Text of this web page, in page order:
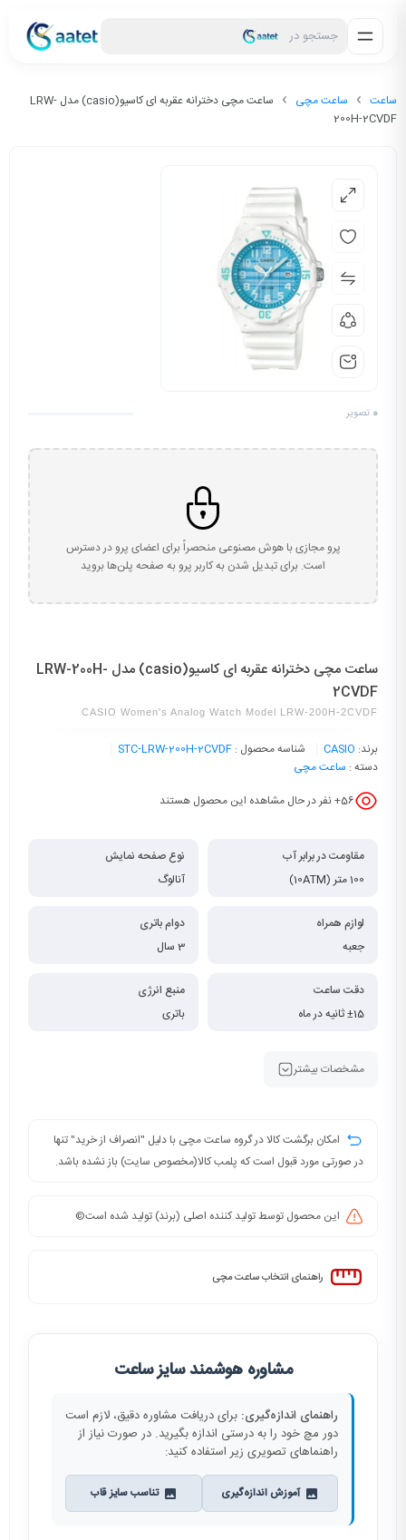
جستجو در
ساعت ساعت مچی
ساعت مچی دخترانه عقربه ای کاسیو(casio) مدل LRW-
200H-2CVDF
0 تصویر
پرو مجازی با هوش مصنوعی منحصراً برای اعضای پرو در دسترس
است. برای تبدیل شدن به کاربر پرو به صفحه پلن‌ها بروید
ساعت مچی دخترانه عقربه ای کاسیو(casio) مدل LRW-200H-
2CVDF
CASIO Women's Analog Watch Model LRW-200H-2CVDF
برند: CASIO شناسه محصول : STC-LRW-200H-2CVDF
دسته : ساعت مچی
56+ نفر در حال مشاهده این محصول هستند
مقاومت در برابر آب
100 متر (10ATM)
نوع صفحه نمایش
آنالوگ
لوازم همراه
جعبه
دوام باتری
3 سال
دقت ساعت
±15 ثانیه در ماه
منبع انرژی
باتری
مشخصات بیشتر
امکان برگشت کالا در گروه ساعت مچی با دلیل "انصراف از خرید" تنها
در صورتی مورد قبول است که پلمب کالا(مخصوص سایت) باز نشده باشد.
این محصول توسط تولید کننده اصلی (برند) تولید شده است©️
راهنمای انتخاب ساعت مچی
مشاوره هوشمند سایز ساعت
راهنمای اندازه‌گیری: برای دریافت مشاوره دقیق، لازم است
دور مچ خود را به درستی اندازه بگیرید. در صورت نیاز از
راهنماهای تصویری زیر استفاده کنید:
آموزش اندازه‌گیری تناسب سایز قاب